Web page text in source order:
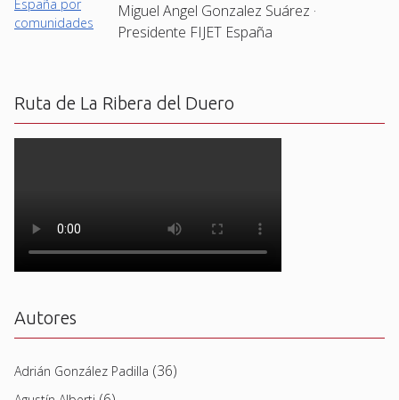
Miguel Angel Gonzalez Suárez ·
Presidente FIJET España
Ruta de La Ribera del Duero
Autores
Adrián González Padilla (36)